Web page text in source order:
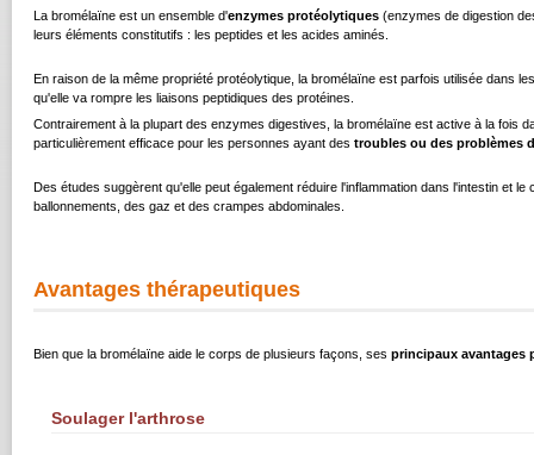
La bromélaïne est un ensemble d'enzymes protéolytiques (enzymes de digestion
leurs éléments constitutifs : les peptides et les acides aminés
En raison de la même propriété protéolytique, la bromélaïne est parfois utilisée dans
qu'elle va rompre les liaisons peptidiques des protéines.
Contrairement à la plupart des enzymes digestives, la bromélaïne est active à la fois
particulièrement efficace pour les personnes ayant des troubles ou des problèmes
Des études suggèrent qu'elle peut également réduire l'inflammation dans l'intestin et
ballonnements, des gaz et des crampes abdominales.
Avantages thérapeutiques
Bien que la bromélaïne aide le corps de plusieurs façons, ses principaux avantages
Soulager l'arthrose